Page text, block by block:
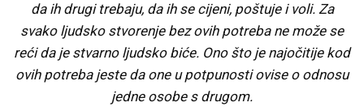
da ih drugi trebaju, da ih se cijeni, poštuje i voli. Za
svako ljudsko stvorenje bez ovih potreba ne može se
reći da je stvarno ljudsko biće. Ono što je najočitije kod
ovih potreba jeste da one u potpunosti ovise o odnosu
jedne osobe s drugom.
Kontaktirajte nas
Arapski jezik kroz Kur'an
Tematski moduli
Žena i islam
Islam i savremeni izazovi
Multimedija